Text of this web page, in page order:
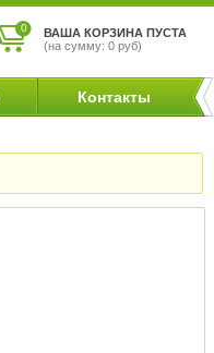
0
ВАША КОРЗИНА ПУСТА
(на сумму: 0 руб)
Контакты